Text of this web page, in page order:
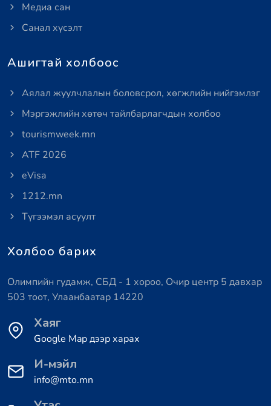
Медиа сан
Санал хүсэлт
Ашигтай холбоос
Аялал жуулчлалын боловсрол, хөгжлийн нийгэмлэг
Мэргэжлийн хөтөч тайлбарлагчдын холбоо
tourismweek.mn
ATF 2026
eVisa
1212.mn
Түгээмэл асуулт
Холбоо барих
Олимпийн гудамж, СБД - 1 хороо, Очир центр 5 давхар
503 тоот, Улаанбаатар 14220
Хаяг
Google Map дээр харах
И-мэйл
info@mto.mn